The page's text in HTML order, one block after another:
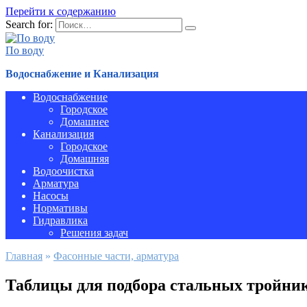
Перейти к содержанию
Search for:
По воду
Водоснабжение и Канализация
Водоснабжение
Городское
Домашнее
Канализация
Городское
Домашняя
Водоочистка
Арматура
Насосы
Нормативы
Гидравлика
Решения задач
Главная » Фасонные части, арматура
Таблицы для подбора стальных